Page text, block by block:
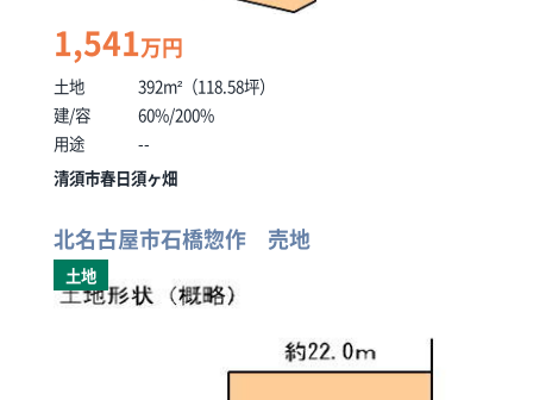
1,541万円
土地
392m²（118.58坪）
建/容
60%/200%
用途
--
清須市春日須ヶ畑
北名古屋市石橋惣作 売地
土地